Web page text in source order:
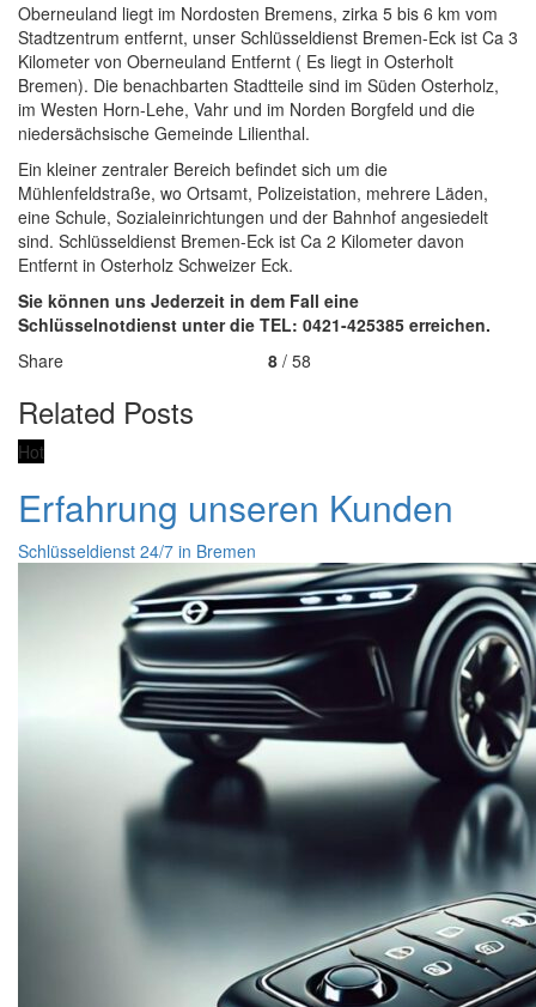
Oberneuland liegt im Nordosten Bremens, zirka 5 bis 6 km vom
Stadtzentrum entfernt, unser Schlüsseldienst Bremen-Eck ist Ca 3
Kilometer von Oberneuland Entfernt ( Es liegt in Osterholt
Bremen). Die benachbarten Stadtteile sind im Süden Osterholz,
im Westen Horn-Lehe, Vahr und im Norden Borgfeld und die
niedersächsische Gemeinde Lilienthal.
Ein kleiner zentraler Bereich befindet sich um die
Mühlenfeldstraße, wo Ortsamt, Polizeistation, mehrere Läden,
eine Schule, Sozialeinrichtungen und der Bahnhof angesiedelt
sind. Schlüsseldienst Bremen-Eck ist Ca 2 Kilometer davon
Entfernt in Osterholz Schweizer Eck.
Sie können uns Jederzeit in dem Fall eine
Schlüsselnotdienst unter die TEL: 0421-425385 erreichen.
Share
8 / 58
Related Posts
Hot
Erfahrung unseren Kunden
Schlüsseldienst 24/7 in Bremen